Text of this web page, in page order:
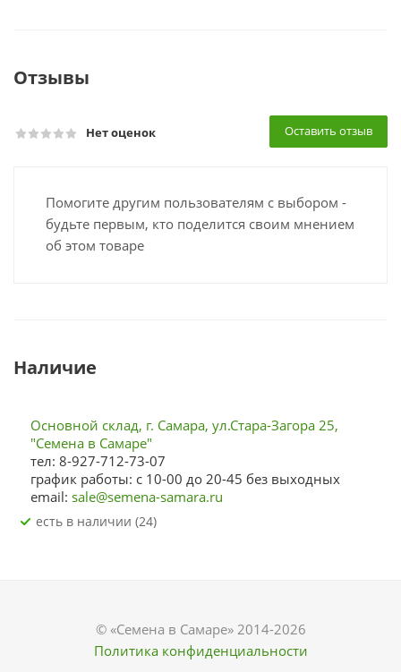
Отзывы
Нет оценок Оставить отзыв
Помогите другим пользователям с выбором -
будьте первым, кто поделится своим мнением
об этом товаре
Наличие
Основной склад, г. Самара, ул.Стара-Загора 25,
"Семена в Самаре"
тел: 8-927-712-73-07
график работы: с 10-00 до 20-45 без выходных
email: sale@semena-samara.ru
Есть в наличии (24)
© «Семена в Самаре» 2014-2026
Политика конфиденциальности